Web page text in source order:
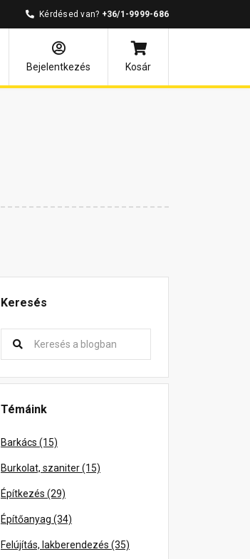
Kérdésed van? +36/1-9999-686
Bejelentkezés
Kosár
Keresés
Témáink
Barkács (15)
Burkolat, szaniter (15)
Építkezés (29)
Építőanyag (34)
Felújítás, lakberendezés (35)